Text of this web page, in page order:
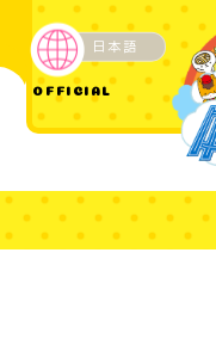
OFFICIAL
日本語